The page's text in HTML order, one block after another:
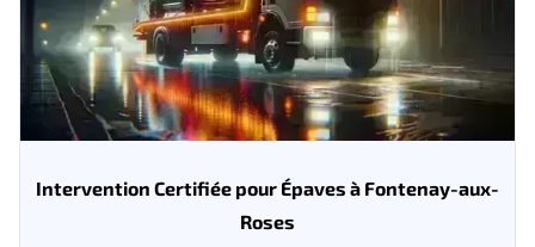
Intervention Certifiée pour Épaves à Fontenay-aux-
Roses